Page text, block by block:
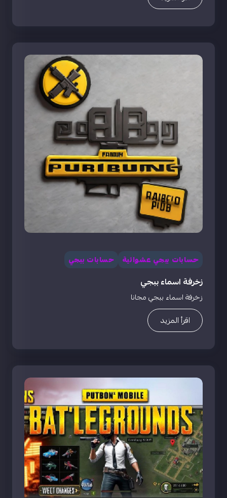
حسابات ببجي عشوائية حسابات ببجي
زخرفة اسماء ببجي
زخرفة اسماء ببجي مجانا
اقرأ المزيد